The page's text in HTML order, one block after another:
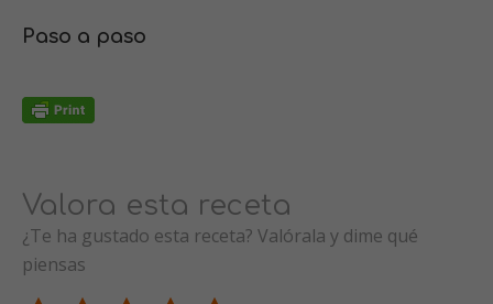
Paso a paso
Valora esta receta
¿Te ha gustado esta receta? Valórala y dime qué
piensas